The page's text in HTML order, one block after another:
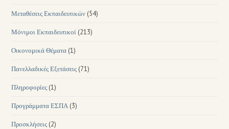
Μεταθέσεις Εκπαιδευτικών (54)
Μόνιμοι Εκπαιδευτικοί (213)
Οικονομικά Θέματα (1)
Πανελλαδικές Εξετάσεις (71)
Πληροφορίες (1)
Προγράμματα ΕΣΠΑ (3)
Προσκλήσεις (2)